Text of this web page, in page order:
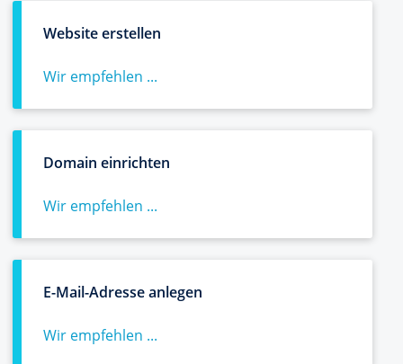
Website erstellen
Wir empfehlen ...
Domain einrichten
Wir empfehlen ...
E-Mail-Adresse anlegen
Wir empfehlen ...